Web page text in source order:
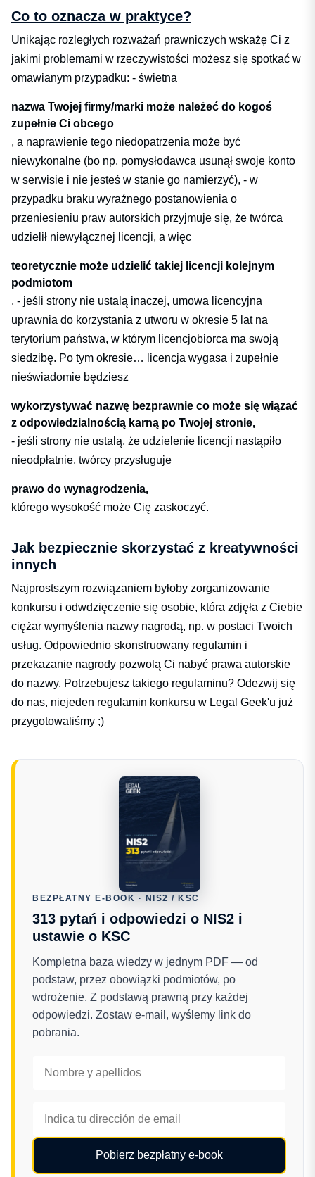
Co to oznacza w praktyce?
Unikając rozległych rozważań prawniczych wskażę Ci z
jakimi problemami w rzeczywistości możesz się spotkać w
omawianym przypadku: - świetna
nazwa Twojej firmy/marki może należeć do kogoś
zupełnie Ci obcego
, a naprawienie tego niedopatrzenia może być
niewykonalne (bo np. pomysłodawca usunął swoje konto
w serwisie i nie jesteś w stanie go namierzyć), - w
przypadku braku wyraźnego postanowienia o
przeniesieniu praw autorskich przyjmuje się, że twórca
udzielił niewyłącznej licencji, a więc
teoretycznie może udzielić takiej licencji kolejnym
podmiotom
, - jeśli strony nie ustalą inaczej, umowa licencyjna
uprawnia do korzystania z utworu w okresie 5 lat na
terytorium państwa, w którym licencjobiorca ma swoją
siedzibę. Po tym okresie… licencja wygasa i zupełnie
nieświadomie będziesz
wykorzystywać nazwę bezprawnie co może się wiązać
z odpowiedzialnością karną po Twojej stronie,
- jeśli strony nie ustalą, że udzielenie licencji nastąpiło
nieodpłatnie, twórcy przysługuje
prawo do wynagrodzenia,
którego wysokość może Cię zaskoczyć.
Jak bezpiecznie skorzystać z kreatywności
innych
Najprostszym rozwiązaniem byłoby zorganizowanie
konkursu i odwdzięczenie się osobie, która zdjęła z Ciebie
ciężar wymyślenia nazwy nagrodą, np. w postaci Twoich
usług. Odpowiednio skonstruowany regulamin i
przekazanie nagrody pozwolą Ci nabyć prawa autorskie
do nazwy. Potrzebujesz takiego regulaminu? Odezwij się
do nas, niejeden regulamin konkursu w Legal Geek'u już
przygotowaliśmy ;)
BEZPŁATNY E-BOOK · NIS2 / KSC
313 pytań i odpowiedzi o NIS2 i
ustawie o KSC
Kompletna baza wiedzy w jednym PDF — od
podstaw, przez obowiązki podmiotów, po
wdrożenie. Z podstawą prawną przy każdej
odpowiedzi. Zostaw e-mail, wyślemy link do
pobrania.
Pobierz bezpłatny e-book